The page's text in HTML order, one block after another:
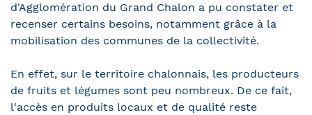
d'Agglomération du Grand Chalon a pu constater et
recenser certains besoins, notamment grâce à la
mobilisation des communes de la collectivité.
En effet, sur le territoire chalonnais, les producteurs
de fruits et légumes sont peu nombreux. De ce fait,
l'accès en produits locaux et de qualité reste